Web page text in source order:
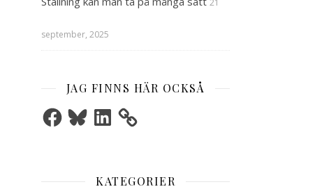
september, 2025
JAG FINNS HÄR OCKSÅ
FacebookBlueskyLinkedIn
KATEGORIER